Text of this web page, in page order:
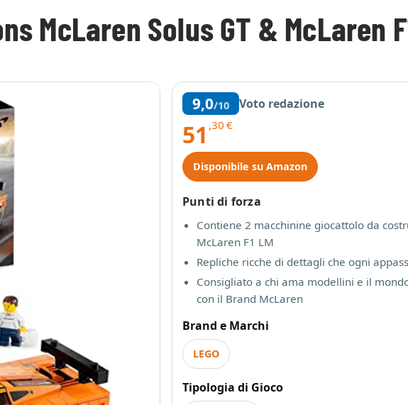
McLaren Solus GT & McLaren
9,0/10 Voto redazione
51 ,30 €
Disponibile su Amazon
Punti di forza
Contiene 2 macchinine giocattolo da
McLaren F1 LM
Repliche ricche di dettagli che ogni
Consigliato a chi ama modellini e il
con il Brand McLaren
Brand e Marchi
LEGO
Tipologia di Gioco